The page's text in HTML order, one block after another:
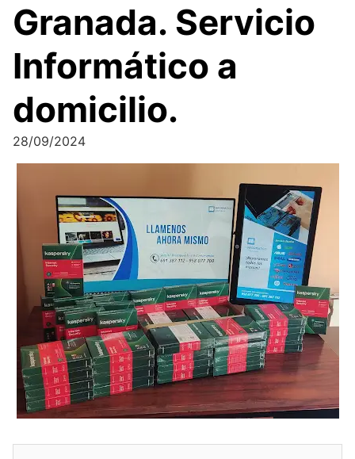
Granada. Servicio
Informático a
domicilio.
28/09/2024